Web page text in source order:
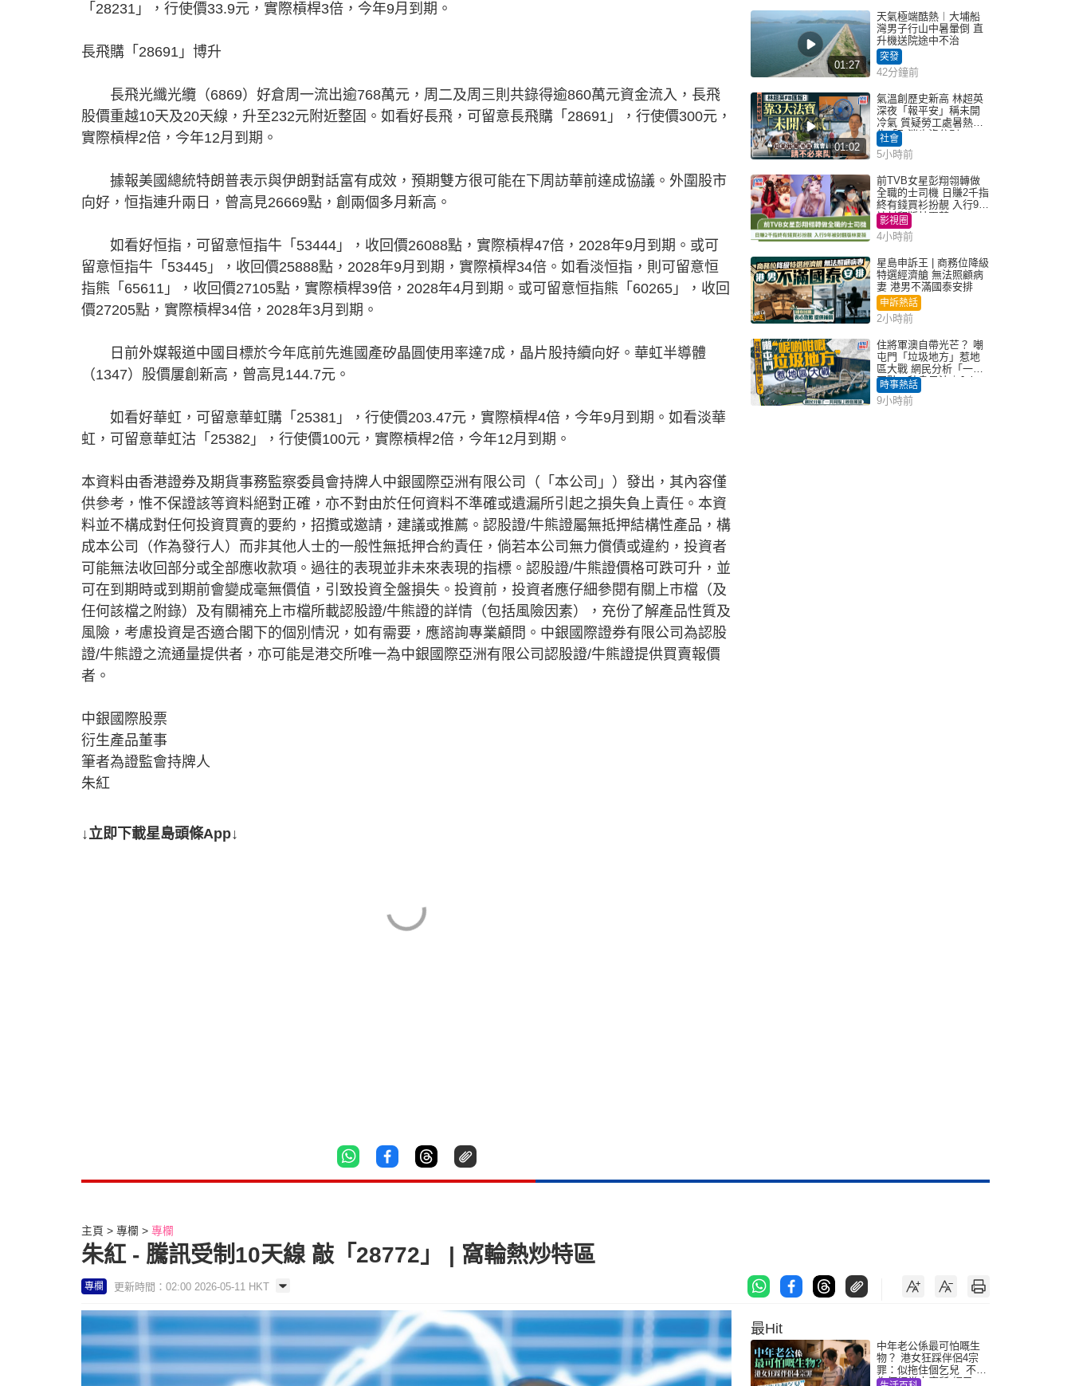
「28231」，行使價33.9元，實際槓桿3倍，今年9月到期。
長飛購「28691」博升
長飛光纖光纜（6869）好倉周一流出逾768萬元，周二及周三則共錄得逾860萬元資金流入，長飛
股價重越10天及20天線，升至232元附近整固。如看好長飛，可留意長飛購「28691」，行使價300元，
實際槓桿2倍，今年12月到期。
據報美國總統特朗普表示與伊朗對話富有成效，預期雙方很可能在下周訪華前達成協議。外圍股市
向好，恒指連升兩日，曾高見26669點，創兩個多月新高。
如看好恒指，可留意恒指牛「53444」，收回價26088點，實際槓桿47倍，2028年9月到期。或可
留意恒指牛「53445」，收回價25888點，2028年9月到期，實際槓桿34倍。如看淡恒指，則可留意恒
指熊「65611」，收回價27105點，實際槓桿39倍，2028年4月到期。或可留意恒指熊「60265」，收回
價27205點，實際槓桿34倍，2028年3月到期。
日前外媒報道中國目標於今年底前先進國產矽晶圓使用率達7成，晶片股持續向好。華虹半導體
（1347）股價屢創新高，曾高見144.7元。
如看好華虹，可留意華虹購「25381」，行使價203.47元，實際槓桿4倍，今年9月到期。如看淡華
虹，可留意華虹沽「25382」，行使價100元，實際槓桿2倍，今年12月到期。
本資料由香港證券及期貨事務監察委員會持牌人中銀國際亞洲有限公司（「本公司」）發出，其內容僅
供參考，惟不保證該等資料絕對正確，亦不對由於任何資料不準確或遺漏所引起之損失負上責任。本資
料並不構成對任何投資買賣的要約，招攬或邀請，建議或推薦。認股證/牛熊證屬無抵押結構性產品，構
成本公司（作為發行人）而非其他人士的一般性無抵押合約責任，倘若本公司無力償債或違約，投資者
可能無法收回部分或全部應收款項。過往的表現並非未來表現的指標。認股證/牛熊證價格可跌可升，並
可在到期時或到期前會變成毫無價值，引致投資全盤損失。投資前，投資者應仔細參閱有關上市檔（及
任何該檔之附錄）及有關補充上市檔所載認股證/牛熊證的詳情（包括風險因素），充份了解產品性質及
風險，考慮投資是否適合閣下的個別情況，如有需要，應諮詢專業顧問。中銀國際證券有限公司為認股
證/牛熊證之流通量提供者，亦可能是港交所唯一為中銀國際亞洲有限公司認股證/牛熊證提供買賣報價
者。
中銀國際股票
衍生產品董事
筆者為證監會持牌人
朱紅
↓立即下載星島頭條App↓
01:27
天氣極端酷熱︱大埔船
灣男子行山中暑暈倒 直
升機送院途中不治
突發
42分鐘前
01:02
氣溫創歷史新高 林超英
深夜「報平安」稱未開
冷氣 質疑勞工處暑熱警
告「取消也沒分別」
社會
5小時前
前TVB女星彭翔翎轉做
全職的士司機 日賺2千指
終有錢買衫扮靚 入行9年
被封翻版林夏薇
影視圈
4小時前
星島申訴王 | 商務位降級
特選經濟艙 無法照顧病
妻 港男不滿國泰安排
申訴熱話
2小時前
住將軍澳自帶光芒？ 嘲
屯門「垃圾地方」惹地
區大戰 網民分析「一共
同點」秒息風波｜Juicy
叮
時事熱話
9小時前
主頁 專欄 專欄
朱紅 - 騰訊受制10天線 敲「28772」 | 窩輪熱炒特區
專欄 更新時間：02:00 2026-05-11 HKT
最Hit
中年老公係最可怕嘅生
物？ 港女狂踩伴侶4宗
罪：似拖住個乞兒 不解
為何經常去廁所 網民一